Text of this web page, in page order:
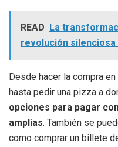
READ La
revolución
Desde hacer la compra
hasta pedir una pizza a
opciones para pagar
amplias. También se
como comprar un billete